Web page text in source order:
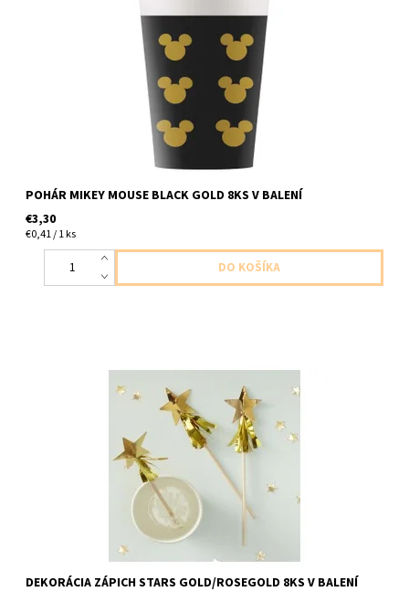
papierovy pohar mickey mouse cierno zlaty 8ks v balení velkost
POHÁR MIKEY MOUSE BLACK GOLD 8KS V BALENÍ
€3,30
€0,41 / 1 ks
papierovy zapich/ozdoba do Candy Baru,na drink, na mafin atd
zlata,zlatoruzova 8ks v balení dĺžka 19cm
DEKORÁCIA ZÁPICH STARS GOLD/ROSEGOLD 8KS V BALENÍ